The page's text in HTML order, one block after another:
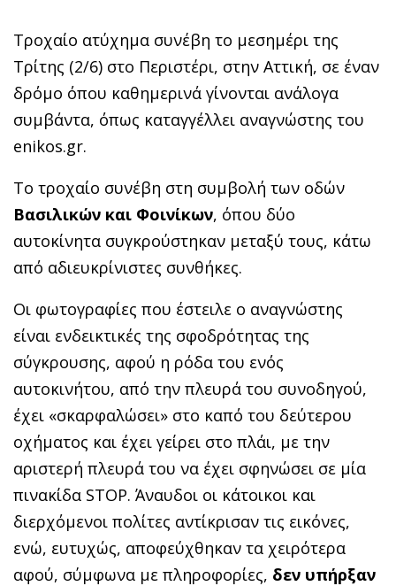
Τροχαίο ατύχημα συνέβη το μεσημέρι της
Τρίτης (2/6) στο Περιστέρι, στην Αττική, σε έναν
δρόμο όπου καθημερινά γίνονται ανάλογα
συμβάντα, όπως καταγγέλλει αναγνώστης του
enikos.gr.
Το τροχαίο συνέβη στη συμβολή των οδών
Βασιλικών και Φοινίκων, όπου δύο
αυτοκίνητα συγκρούστηκαν μεταξύ τους, κάτω
από αδιευκρίνιστες συνθήκες.
Οι φωτογραφίες που έστειλε ο αναγνώστης
είναι ενδεικτικές της σφοδρότητας της
σύγκρουσης, αφού η ρόδα του ενός
αυτοκινήτου, από την πλευρά του συνοδηγού,
έχει «σκαρφαλώσει» στο καπό του δεύτερου
οχήματος και έχει γείρει στο πλάι, με την
αριστερή πλευρά του να έχει σφηνώσει σε μία
πινακίδα STOP. Άναυδοι οι κάτοικοι και
διερχόμενοι πολίτες αντίκρισαν τις εικόνες,
ενώ, ευτυχώς, αποφεύχθηκαν τα χειρότερα
αφού, σύμφωνα με πληροφορίες, δεν υπήρξαν